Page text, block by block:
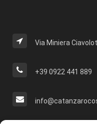
Via Miniera
+39 0922 441 889